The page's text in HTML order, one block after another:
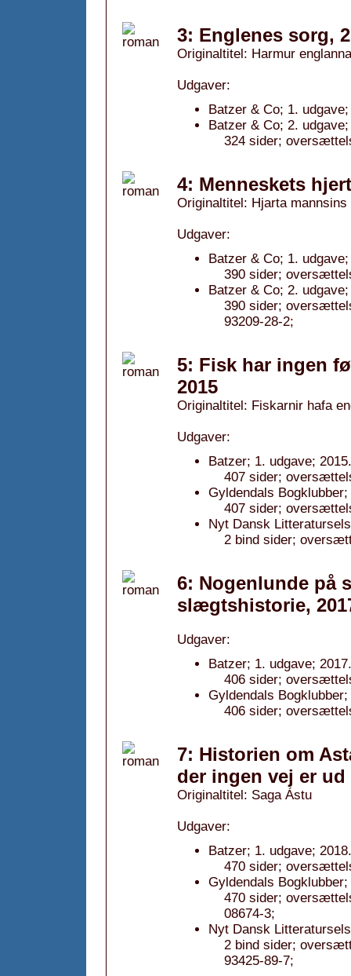
3: Englenes sorg,
Originaltitel: Harmur englanna
Udgaver:
Batzer & Co; 1. udgave;
Batzer & Co; 2.
324 sider;
4: Menneskets
Originaltitel: Hjarta mannsins
Udgaver:
Batzer & Co; 1.
390 sider;
Batzer & Co; 2.
390 sider;
93209-28-2;
5: Fisk har ingen
2015
Originaltitel: Fiskarnir hafa
Udgaver:
Batzer; 1. udgave; 2015.
407 sider;
Gyldendals
407 sider;
Nyt Dansk
2 bind sider;
6: Nogenlunde på
slægtshistorie,
Udgaver:
Batzer; 1. udgave; 2017.
406 sider;
Gyldendals
406 sider;
7: Historien om
der ingen vej er ud
Originaltitel: Saga Ástu
Udgaver:
Batzer; 1. udgave; 2018.
470 sider;
Gyldendals
470 sider;
08674-3;
Nyt Dansk
2 bind sider;
93425-89-7;